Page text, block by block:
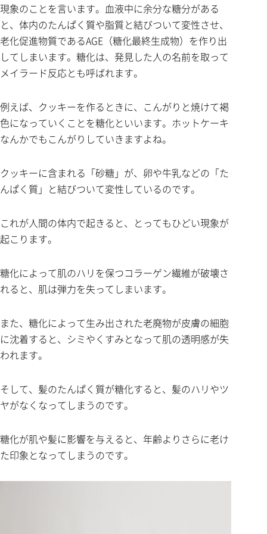
現象のことを言います。血液中に余分な糖分がある
と、体内のたんぱく質や脂質と結びついて変性させ、
老化促進物質であるAGE（糖化最終生成物）を作り出
してしまいます。糖化は、発見した人の名前を取って
メイラード反応とも呼ばれます。
例えば、クッキーを作るときに、こんがりと焼けて褐
色になっていくことを糖化といいます。ホットケーキ
なんかでもこんがりしていきますよね。
クッキーに含まれる「砂糖」が、卵や牛乳などの「た
んぱく質」と結びついて変性しているのです。
これが人間の体内で起きると、とってもひどい現象が
起こります。
糖化によって肌のハリを保つコラーゲン繊維が破壊さ
れると、肌は弾力を失ってしまいます。
また、糖化によって生み出された老廃物が皮膚の細胞
に沈着すると、シミやくすみとなって肌の透明感が失
われます。
そして、髪のたんぱく質が糖化すると、髪のハリやツ
ヤがなくなってしまうのです。
糖化が肌や髪に影響を与えると、年齢よりさらに老け
た印象となってしまうのです。